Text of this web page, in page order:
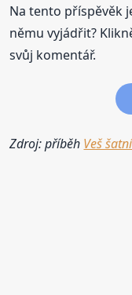
Na tento příspěvěk
němu vyjádřit?
svůj komentář.
Zdroj: příběh Veš